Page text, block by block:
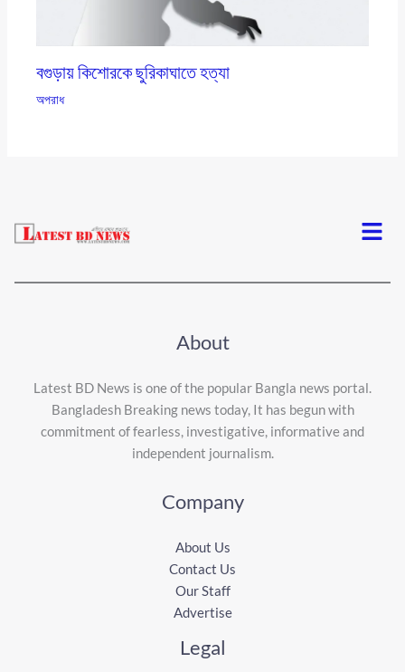
বগুড়ায় কিশোরকে ছুরিকাঘাতে হত্যা
অপরাধ
Menu
About
Latest BD News is one of the popular Bangla news portal.
Bangladesh Breaking news today, It has begun with
commitment of fearless, investigative, informative and
independent journalism.
Company
About Us
Contact Us
Our Staff
Advertise
Legal